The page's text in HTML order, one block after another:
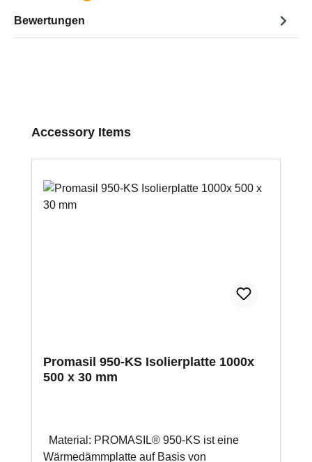
Bewertungen
Produktgalerie überspringen
Accessory Items
Promasil 950-KS Isolierplatte 1000x
500 x 30 mm
Material: PROMASIL® 950-KS ist eine
Wärmedämmplatte auf Basis von